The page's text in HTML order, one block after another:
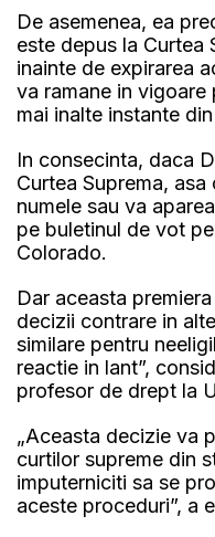
De asemenea, ea
este depus la Curtea
inainte de expirarea
va ramane in vigoare
mai inalte instante
In consecinta, daca
Curtea Suprema,
numele sau va
pe buletinul de vot
Colorado.
Dar aceasta
decizii contrare in
similare pentru
reactie in lant”,
profesor de drept la
„Aceasta decizie va
curtilor supreme din
imputerniciti sa se
aceste proceduri”, a